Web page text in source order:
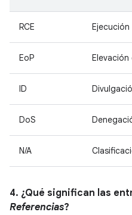
RCE
EoP
ID
DoS
N/A
4. ¿Qué significan las
Referencias?